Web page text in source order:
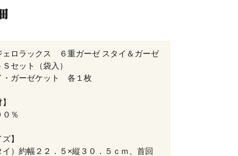
ェロラックス ６重ガーゼ スタイ＆ガーゼ
セット（袋入）
・ガーゼケット 各１枚
０％
ズ】
イ）約幅２２．５×縦３０．５ｃｍ、首回